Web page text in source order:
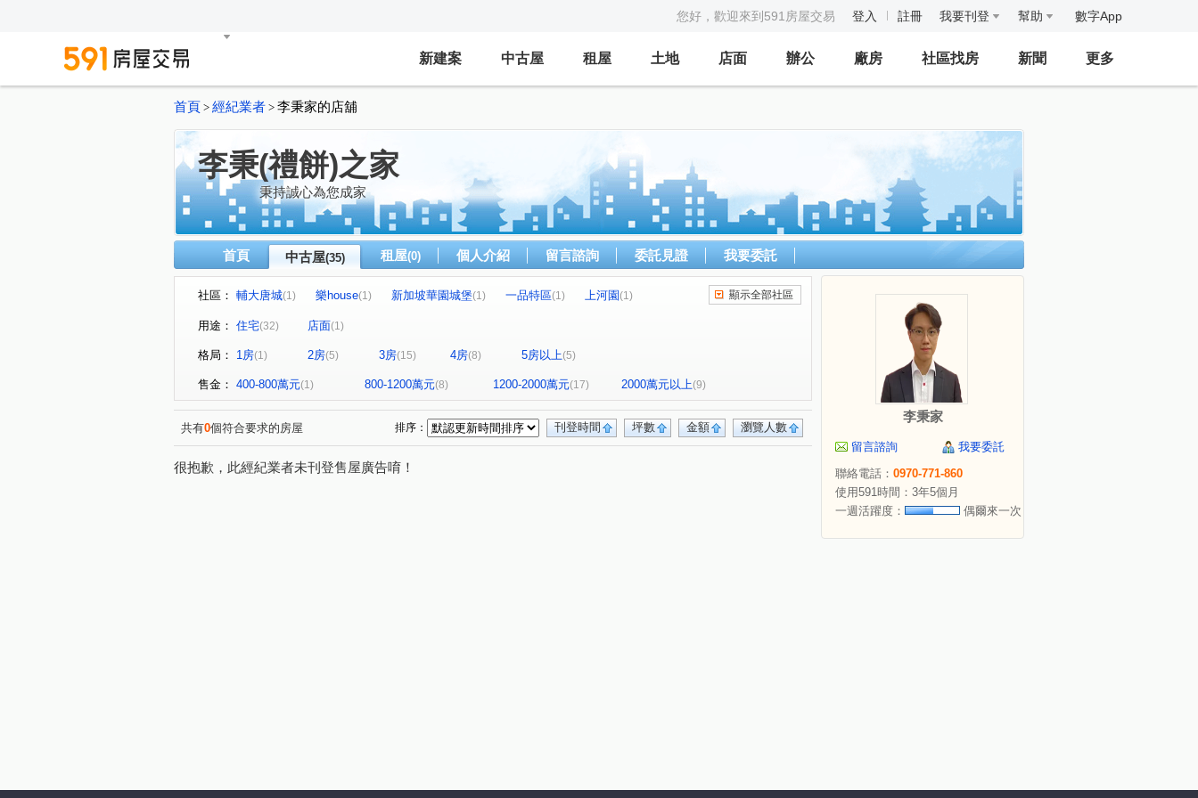
您好，歡迎來到591房屋交易 登入 註冊 我要刊登 幫助 數字App
新建案 中古屋 租屋 土地 店面 辦公 廠房 社區找房 新聞 更多
首頁 > 經紀業者 > 李秉家的店舖
李秉(禮餅)之家
秉持誠心為您成家
首頁 中古屋(35) 租屋(0) 個人介紹 留言諮詢 委託見證 我要委託
社區： 輔大唐城(1) 樂house(1) 新加坡華園城堡(1) 一品特區(1) 上河園(1)
明志天地
新大直蘇黎市/梵谷花園蘇黎市(1) 大慶榕莊(1) 台北清水灣(1)
天空之邑(1) 幸福我家二期 (2) 新加坡花園城堡/阿亮的家(1) 武泰臻愛(1)
黎明華廈(1) 法國愛樂(1) 宏道巴黎首都(1) 德安街(1) 芳洲一路(1)
登林路(2) 文程路(1) 新五路三段(2) 水碓路(1) 明志路三段(2)
莊泰路(1) 新城一路(1) 芳洲路(1) 芳洲五路(1) 成泰路一段(1) 明德路(1)
成泰路三段(1) 水碓五路(1) 仁德路
顯示全部社區
用途： 住宅(32) 店面(1)
格局： 1房(1) 2房(5) 3房(15) 4房(8) 5房以上(5)
售金： 400-800萬元(1) 800-1200萬元(8) 1200-2000萬元(17) 2000萬元以上(9)
共有0個符合要求的房屋 瀏覽人數
金額
坪數
刊登時間
排序：
很抱歉，此經紀業者未刊登售屋廣告唷！
李秉家
留言諮詢
我要委託
聯絡電話： 0970-771-860
使用591時間：3年5個月
一週活躍度：
偶爾來一次